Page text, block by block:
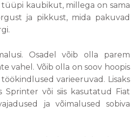
kaubikut, millega on sama
ja pikkust, mida pakuvad
Osadel võib olla parem
vahel. Võib olla on soov hoopis
varieeruvad. Lisaks
Sprinter või siis kasutatud Fiat
ja võimalused sobiva